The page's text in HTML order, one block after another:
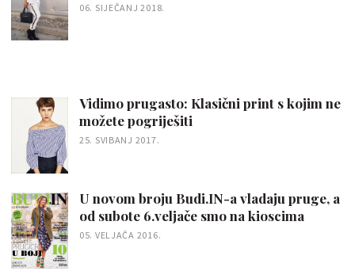
06. SIJEČANJ 2018.
Vidimo prugasto: Klasični print s kojim ne
možete pogriješiti
25. SVIBANJ 2017.
U novom broju Budi.IN-a vladaju pruge, a
od subote 6.veljače smo na kioscima
05. VELJAČA 2016.